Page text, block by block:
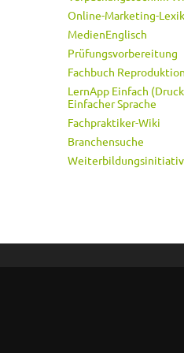
Online-Marketing-
MedienEnglisch
Prüfungsvorbereitung
Fachbuch
LernApp Einfach
Einfacher Sprache
Fachpraktiker-Wiki
Branchensuche